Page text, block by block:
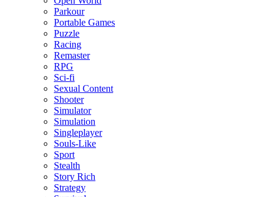
Parkour
Portable Games
Puzzle
Racing
Remaster
RPG
Sci-fi
Sexual Content
Shooter
Simulator
Simulation
Singleplayer
Souls-Like
Sport
Stealth
Story Rich
Strategy